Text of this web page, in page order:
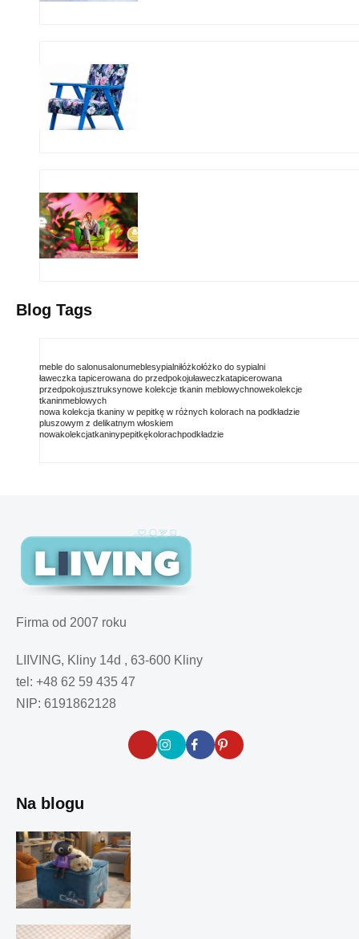
Blog Tags
meble do salonusalonumeblesypialniłóżkołóżko do sypialni
ławeczka tapicerowana do przedpokojuławeczkatapicerowana
przedpokojusztruksynowe kolekcje tkanin meblowychnowekolekcje
tkaninmeblowych
nowa kolekcja tkaniny w pepitkę w różnych kolorach na podkładzie
pluszowym z delikatnym włoskiem
nowakolekcjatkaninypepitkękolorachpodkładzie
Firma od 2007 roku
LIIVING, Kliny 14d , 63-600 Kliny
tel: +48 62 59 435 47
NIP: 6191862128
Na blogu